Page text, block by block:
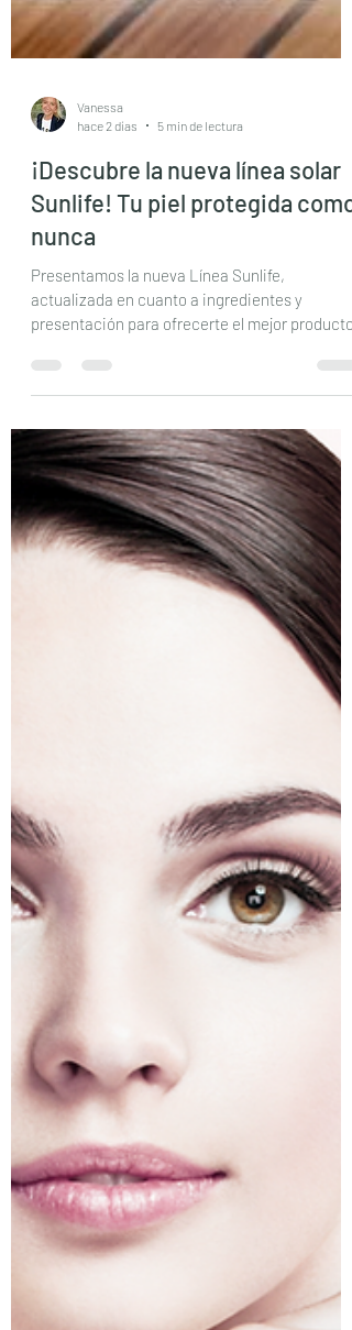
hace 2 días
5 min de lectura
¡Descubre la nueva línea solar
Sunlife! Tu piel protegida como
nunca
Presentamos la nueva Línea Sunlife,
presentación para ofrecerte el mejor producto